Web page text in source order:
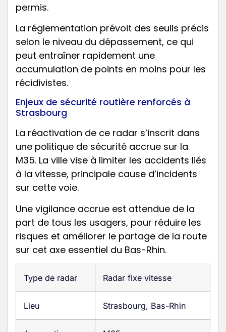
permis.
La réglementation prévoit des seuils précis
selon le niveau du dépassement, ce qui
peut entraîner rapidement une
accumulation de points en moins pour les
récidivistes.
Enjeux de sécurité routière renforcés à
Strasbourg
La réactivation de ce radar s’inscrit dans
une politique de sécurité accrue sur la
M35. La ville vise à limiter les accidents liés
à la vitesse, principale cause d’incidents
sur cette voie.
Une vigilance accrue est attendue de la
part de tous les usagers, pour réduire les
risques et améliorer le partage de la route
sur cet axe essentiel du Bas-Rhin.
Type de radar Radar fixe vitesse
Lieu Strasbourg, Bas-Rhin